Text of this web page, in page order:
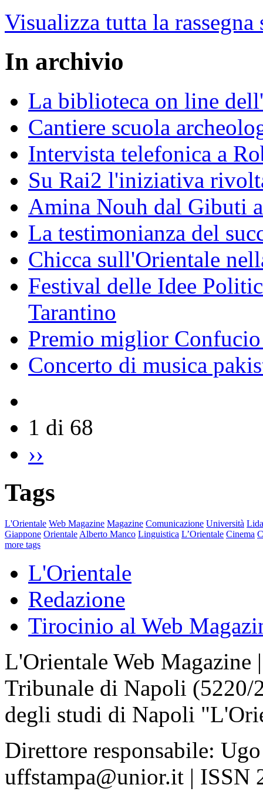
Visualizza tutta la rassegna
In archivio
La biblioteca on line
Cantiere scuola
Intervista telefonica a
Su Rai2 l'iniziativa
Amina Nouh dal Gibuti
La testimonianza del
Chicca sull'Orientale
Festival delle Idee
Tarantino
Premio miglior
Concerto di musica
1 di 68
››
Tags
L'Orientale Web Magazine Magazine Comunicazione Università
Giappone Orientale Alberto Manco Linguistica L’Orientale Cinema
more tags
L'Orientale
Redazione
Tirocinio al Web
L'Orientale Web Magazine
Tribunale di Napoli
degli studi di Napoli
Direttore responsabile:
uffstampa@unior.it | ISSN